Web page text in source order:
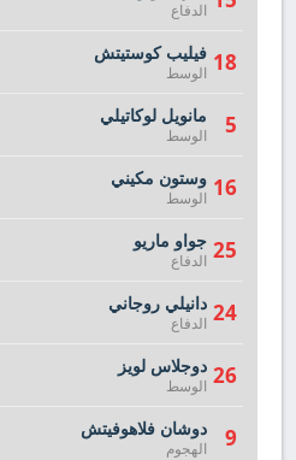
الدفاع
18 فيليب كوستيتش
الوسط
5 مانويل لوكاتيلي
الوسط
16 وستون مكيني
الوسط
25 جواو ماريو
الدفاع
24 دانيلي روجاني
الدفاع
26 دوجلاس لويز
الوسط
9 دوشان فلاهوفيتش
الهجوم